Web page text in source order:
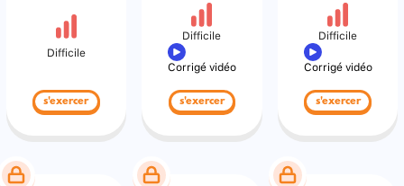
Difficile
s'exercer
Difficile
Corrigé vidéo
s'exercer
Difficile
Corrigé vidéo
s'exercer